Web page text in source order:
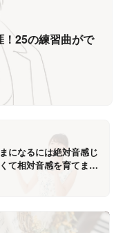
25の練習曲がで
になるには絶対音感じ
て相対音感を育てまし